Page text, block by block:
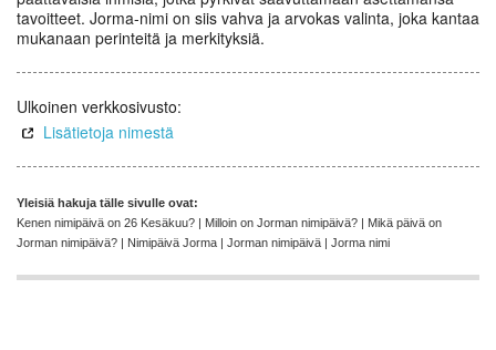
tavoitteet. Jorma-nimi on siis vahva ja arvokas valinta, joka kantaa
mukanaan perinteitä ja merkityksiä.
Ulkoinen verkkosivusto:
Lisätietoja nimestä
Yleisiä hakuja tälle sivulle ovat:
Kenen nimipäivä on 26 Kesäkuu? | Milloin on Jorman nimipäivä? | Mikä päivä on
Jorman nimipäivä? | Nimipäivä Jorma | Jorman nimipäivä | Jorma nimi